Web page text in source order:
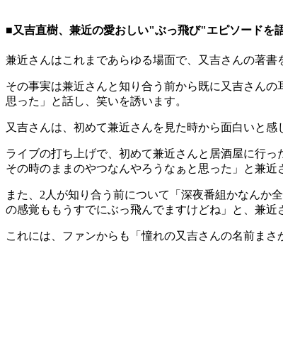
■又吉直樹、兼近の愛おしい"ぶっ飛び"エピソードを
兼近さんはこれまであらゆる場面で、又吉さんの著
その事実は兼近さんと知り合う前から既に又吉さん
思った」と話し、笑いを誘います。
又吉さんは、初めて兼近さんを見た時から面白いと
ライブの打ち上げで、初めて兼近さんと居酒屋に行
その時のままのやつなんやろうなぁと思った」と兼近
また、2人が知り合う前について「深夜番組かなんか
の感覚ももうすでにぶっ飛んでますけどね」と、兼
これには、ファンからも「憧れの又吉さんの名前ま